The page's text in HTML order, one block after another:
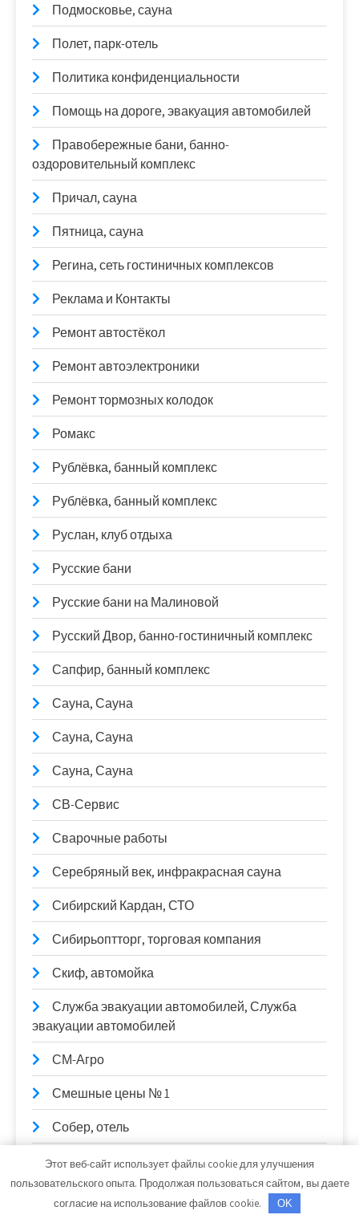
Подмосковье, сауна
Полет, парк-отель
Политика конфиденциальности
Помощь на дороге, эвакуация автомобилей
Правобережные бани, банно-
оздоровительный комплекс
Причал, сауна
Пятница, сауна
Регина, сеть гостиничных комплексов
Реклама и Контакты
Ремонт автостёкол
Ремонт автоэлектроники
Ремонт тормозных колодок
Ромакс
Рублёвка, банный комплекс
Рублёвка, банный комплекс
Руслан, клуб отдыха
Русские бани
Русские бани на Малиновой
Русский Двор, банно-гостиничный комплекс
Сапфир, банный комплекс
Сауна, Сауна
Сауна, Сауна
Сауна, Сауна
СВ-Сервис
Сварочные работы
Серебряный век, инфракрасная сауна
Сибирский Кардан, СТО
Сибирьоптторг, торговая компания
Скиф, автомойка
Служба эвакуации автомобилей, Служба
эвакуации автомобилей
СМ-Агро
Смешные цены № 1
Собер, отель
Солексавто-Сибирь, официальный дилер
Sitrak, Howo, Daf
Солексавто-Сибирь, официальный дилер
Этот веб-сайт использует файлы cookie для улучшения
пользовательского опыта. Продолжая пользоваться сайтом, вы даете
согласие на использование файлов cookie.
OK